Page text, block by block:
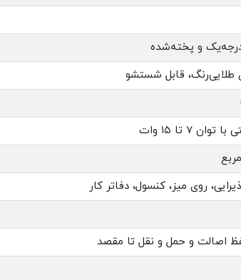
و پخته‌شده
طلایی‌رنگ، قابل شستشو
روی میز، کنسول، دفاتر کار
اصالت و حمل و نقل تا مقصد